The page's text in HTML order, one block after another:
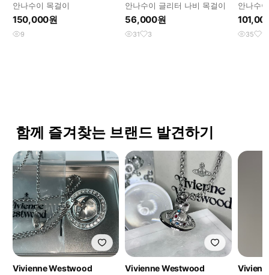
안나수이 목걸이
150,000원
9
안나수이 글리터 나비 목걸이
56,000원
31 3
안나수
목걸이
35 11
함께 즐겨찾는 브랜드 발견하기
Vivienne Westwood Vivienne Westwood